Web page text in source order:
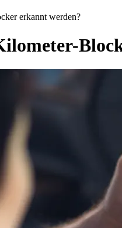
erkannt werden?